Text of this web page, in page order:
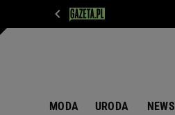
MODA URODA NEWS